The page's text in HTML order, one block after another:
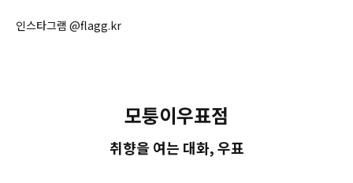
인스타그램 @flagg.kr
모퉁이우표점
취향을 여는 대화, 우표